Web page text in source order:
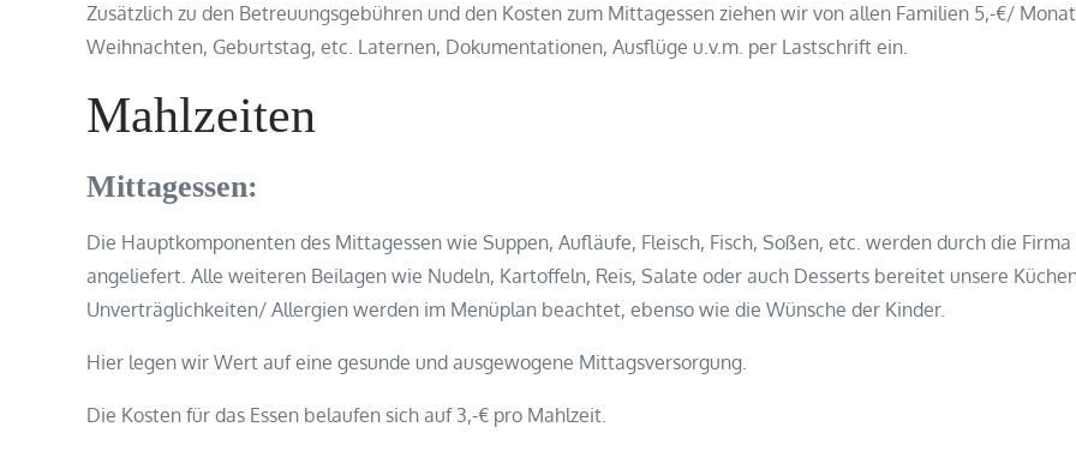
Zusätzlich zu den Betreuungsgebühren und den Kosten zum Mittagessen ziehen wir von allen Familien 5,-€/
Weihnachten, Geburtstag, etc. Laternen, Dokumentationen, Ausflüge u.v.m. per Lastschrift ein.
Mahlzeiten
Mittagessen:
Die Hauptkomponenten des Mittagessen wie Suppen, Aufläufe, Fleisch, Fisch, Soßen, etc. werden durch die
angeliefert. Alle weiteren Beilagen wie Nudeln, Kartoffeln, Reis, Salate oder auch Desserts bereitet unsere
Unverträglichkeiten/ Allergien werden im Menüplan beachtet, ebenso wie die Wünsche der Kinder.
Hier legen wir Wert auf eine gesunde und ausgewogene Mittagsversorgung.
Die Kosten für das Essen belaufen sich auf 3,-€ pro Mahlzeit.